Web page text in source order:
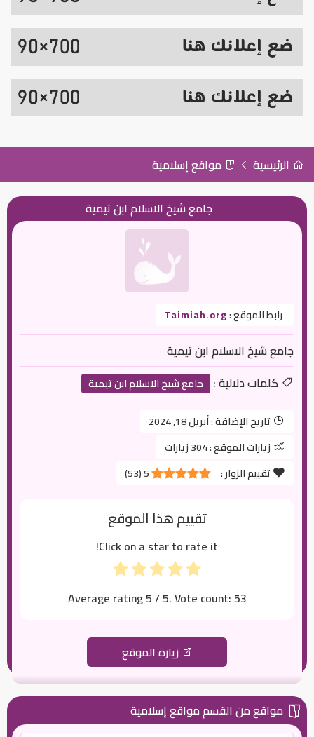
الرئيسية مواقع إسلامية
جامع شيخ الاسلام ابن تيمية
رابط الموقع :Taimiah.org
جامع شيخ الاسلام ابن تيمية
كلمات دلالية :
جامع شيخ الاسلام ابن تيمية
تاريخ الإضافة :أبريل 18, 2024
زيارات الموقع :304 زيارات
تقييم الزوار :
5
(
53
)
تقييم هذا الموقع
Click on a star to rate it!
Average rating5/ 5. Vote count:53
زيارة الموقع
مواقع من القسم مواقع إسلامية